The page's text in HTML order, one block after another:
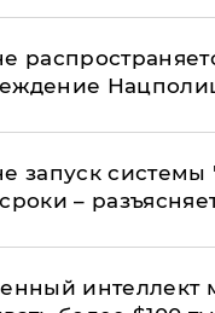
запуск
–
интеллект